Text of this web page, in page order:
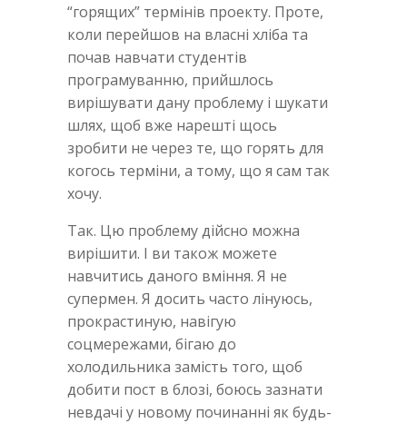
“горящих” термінів проекту. Проте,
коли перейшов на власні хліба та
почав навчати студентів
програмуванню, прийшлось
вирішувати дану проблему і шукати
шлях, щоб вже нарешті щось
зробити не через те, що горять для
когось терміни, а тому, що я сам так
хочу.
Так. Цю проблему дійсно можна
вирішити. І ви також можете
навчитись даного вміння. Я не
супермен. Я досить часто лінуюсь,
прокрастиную, навігую
соцмережами, бігаю до
холодильника замість того, щоб
добити пост в блозі, боюсь зазнати
невдачі у новому починанні як будь-